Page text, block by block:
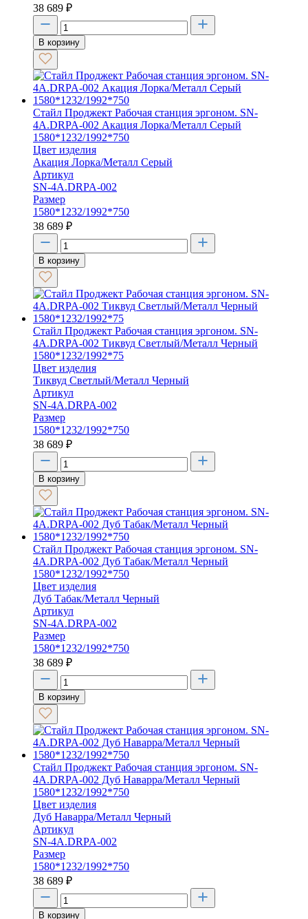
38 689 ₽
В корзину
Стайл Проджект Рабочая станция эргоном. SN-
4A.DRPA-002 Акация Лорка/Металл Серый
1580*1232/1992*750
Цвет изделия
Акация Лорка/Металл Серый
Артикул
SN-4A.DRPA-002
Размер
1580*1232/1992*750
38 689 ₽
В корзину
Стайл Проджект Рабочая станция эргоном. SN-
4A.DRPA-002 Тиквуд Светлый/Металл Черный
1580*1232/1992*75
Цвет изделия
Тиквуд Светлый/Металл Черный
Артикул
SN-4A.DRPA-002
Размер
1580*1232/1992*750
38 689 ₽
В корзину
Стайл Проджект Рабочая станция эргоном. SN-
4A.DRPA-002 Дуб Табак/Металл Черный
1580*1232/1992*750
Цвет изделия
Дуб Табак/Металл Черный
Артикул
SN-4A.DRPA-002
Размер
1580*1232/1992*750
38 689 ₽
В корзину
Стайл Проджект Рабочая станция эргоном. SN-
4A.DRPA-002 Дуб Наварра/Металл Черный
1580*1232/1992*750
Цвет изделия
Дуб Наварра/Металл Черный
Артикул
SN-4A.DRPA-002
Размер
1580*1232/1992*750
38 689 ₽
В корзину